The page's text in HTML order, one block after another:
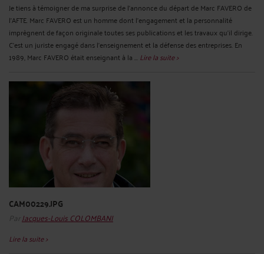
Je tiens à témoigner de ma surprise de l'annonce du départ de Marc FAVERO de
l'AFTE. Marc FAVERO est un homme dont l'engagement et la personnalité
imprègnent de façon originale toutes ses publications et les travaux qu'il dirige.
C'est un juriste engagé dans l'enseignement et la défense des entreprises. En
1989, Marc FAVERO était enseignant à la ... Lire la suite >
CAM00229.JPG
Par Jacques-Louis COLOMBANI
Lire la suite >